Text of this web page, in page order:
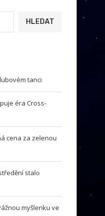
HLEDAT
tanci
éra Cross-
cena za zelenou
stalo
myšlenku ve